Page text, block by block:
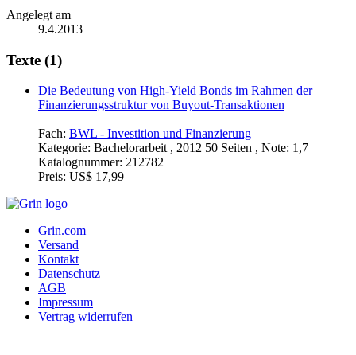
Angelegt am
9.4.2013
Texte (1)
Die Bedeutung von High-Yield Bonds im Rahmen der
Finanzierungsstruktur von Buyout-Transaktionen
Fach: BWL - Investition und Finanzierung
Kategorie: Bachelorarbeit , 2012 50 Seiten , Note: 1,7
Katalognummer: 212782
Preis: US$ 17,99
Grin.com
Versand
Kontakt
Datenschutz
AGB
Impressum
Vertrag widerrufen